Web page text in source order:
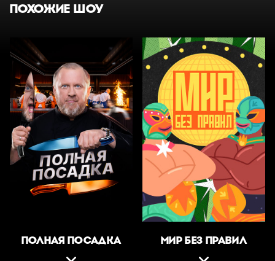
ПОХОЖИЕ ШОУ
ПОЛНАЯ ПОСАДКА МИР БЕЗ ПРАВИЛ